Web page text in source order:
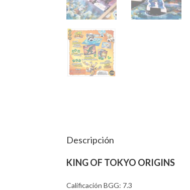
Descripción
KING OF TOKYO ORIGINS
Calificación BGG: 7.3